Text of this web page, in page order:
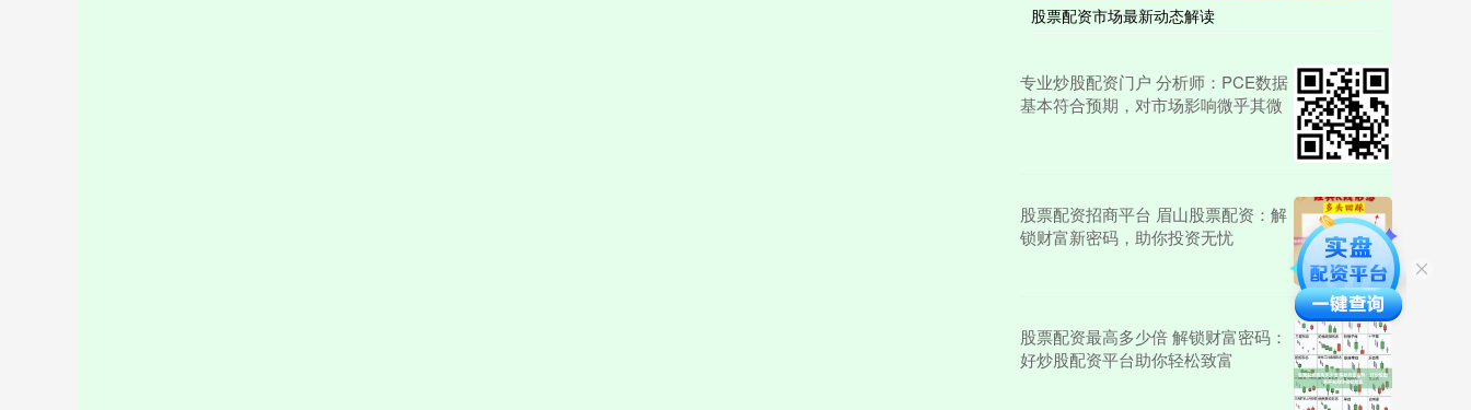
股票配资市场最新动态解读
专业炒股配资门户 分析师：PCE数据
基本符合预期，对市场影响微乎其微
股票配资招商平台 眉山股票配资：解
锁财富新密码，助你投资无忧
股票配资最高多少倍 解锁财富密码：
好炒股配资平台助你轻松致富